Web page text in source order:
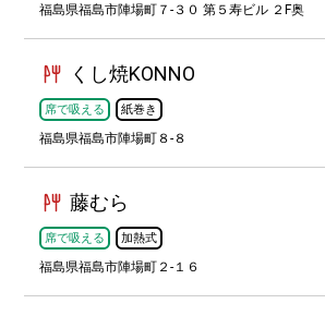
福島県福島市陣場町７-３０ 第５寿ビル ２F奥
くし焼KONNO
席で吸える 紙巻き
福島県福島市陣場町８-８
藤むら
席で吸える 加熱式
福島県福島市陣場町２-１６